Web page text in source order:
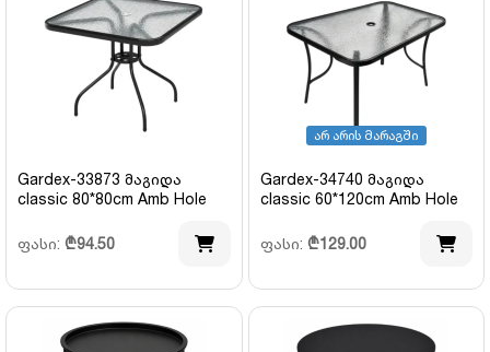
Gardex-33873 მაგიდა
classic 80*80cm Amb Hole
ფასი: ₾94.50
არ არის მარაგში
Gardex-34740 მაგიდა
classic 60*120cm Amb Hole
ფასი: ₾129.00